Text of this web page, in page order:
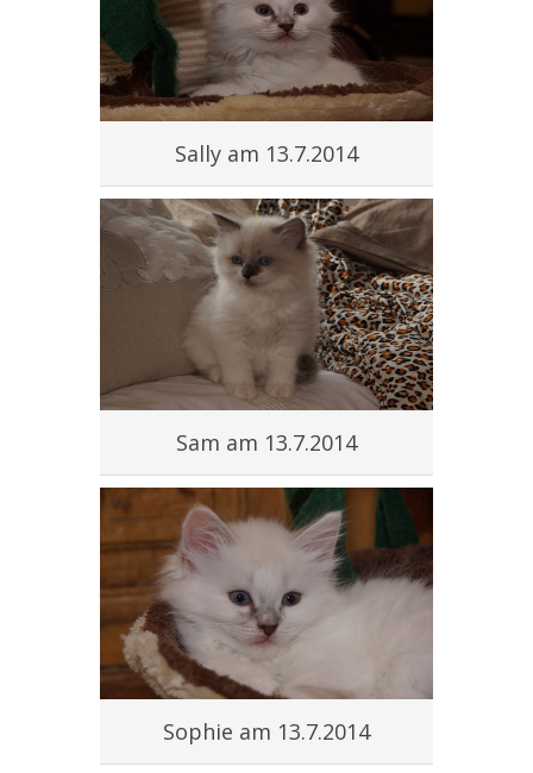
Sally am 13.7.2014
Sam am 13.7.2014
Sophie am 13.7.2014